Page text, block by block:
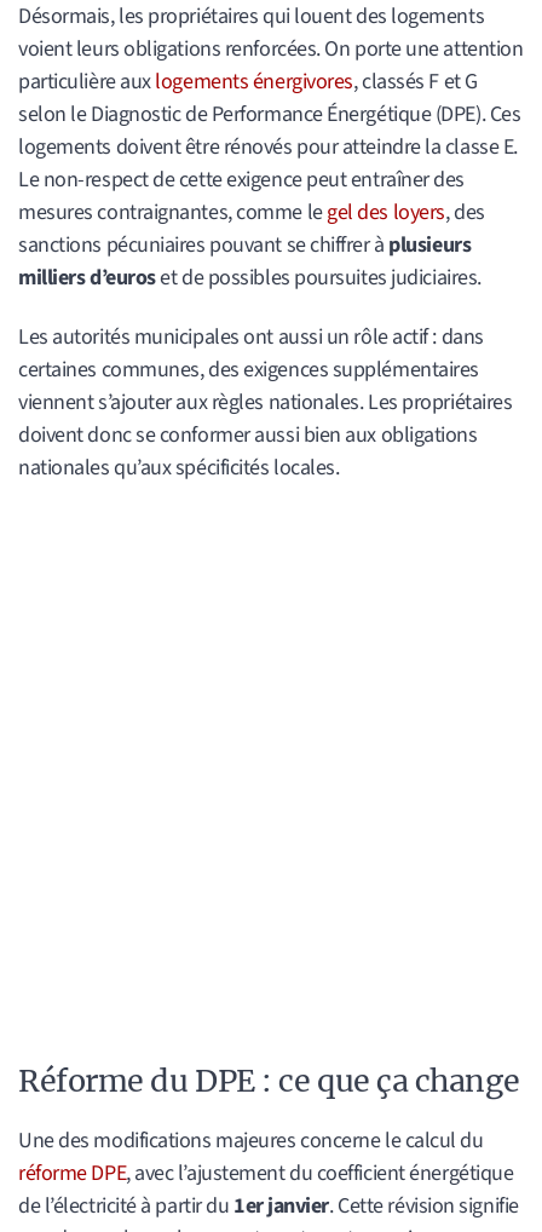
Désormais, les propriétaires qui louent des logements
voient leurs obligations renforcées. On porte une attention
particulière auxlogements énergivores, classés F et G
selon le Diagnostic de Performance Énergétique (DPE). Ces
logements doivent être rénovés pour atteindre la classe E.
Le non-respect de cette exigence peut entraîner des
mesures contraignantes, comme legel des loyers, des
sanctions pécuniaires pouvant se chiffrer à plusieurs
milliers d’euroset de possibles poursuites judiciaires.
Les autorités municipales ont aussi un rôle actif : dans
certaines communes, des exigences supplémentaires
viennent s’ajouter aux règles nationales. Les propriétaires
doivent donc se conformer aussi bien aux obligations
nationales qu’aux spécificités locales.
Réforme du DPE : ce que ça change
Une des modifications majeures concerne le calcul du
réforme DPE, avec l’ajustement du coefficient énergétique
de l’électricité à partir du 1er janvier. Cette révision signifie